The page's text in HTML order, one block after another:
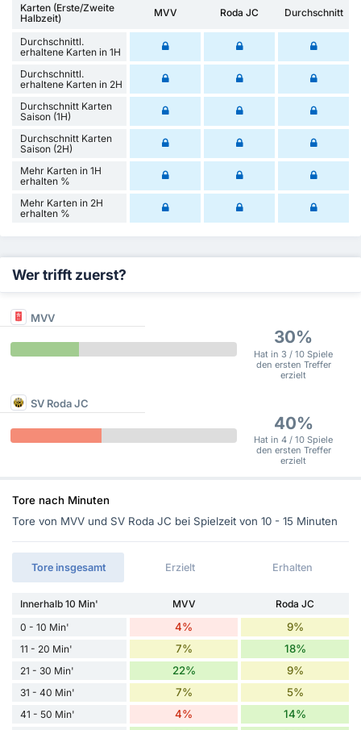
Karten (Erste/Zweite
Halbzeit)
MVV Roda JC Durchschnitt
Durchschnittl.
erhaltene Karten in 1H
Durchschnittl.
erhaltene Karten in 2H
Durchschnitt Karten
Saison (1H)
Durchschnitt Karten
Saison (2H)
Mehr Karten in 1H
erhalten %
Mehr Karten in 2H
erhalten %
Wer trifft zuerst?
MVV
30%
Hat in 3 / 10 Spiele
den ersten Treffer
erzielt
SV Roda JC
40%
Hat in 4 / 10 Spiele
den ersten Treffer
erzielt
Tore nach Minuten
Tore von MVV und SV Roda JC bei Spielzeit von 10 - 15 Minuten
Tore insgesamt Erzielt Erhalten
Innerhalb 10 Min' MVV
Roda JC
0 - 10 Min'
4% 9%
11 - 20 Min' 7% 18%
21 - 30 Min' 22% 9%
31 - 40 Min' 7% 5%
41 - 50 Min' 4% 14%